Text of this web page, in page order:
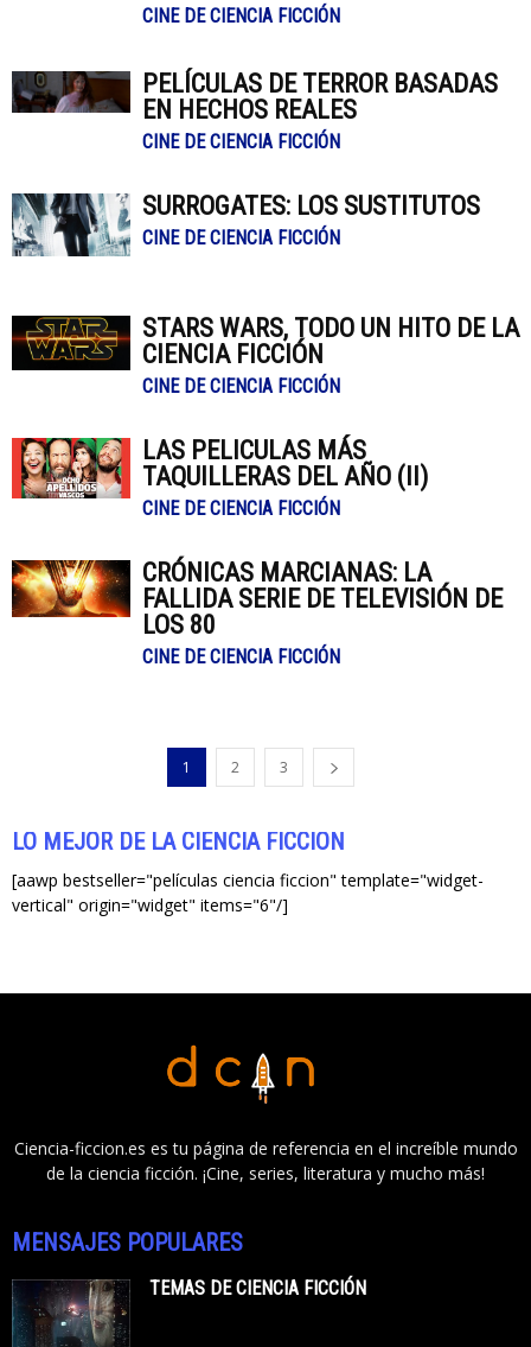
CINE DE CIENCIA FICCIÓN
PELÍCULAS DE TERROR BASADAS
EN HECHOS REALES
CINE DE CIENCIA FICCIÓN
SURROGATES: LOS SUSTITUTOS
CINE DE CIENCIA FICCIÓN
STARS WARS, TODO UN HITO DE LA
CIENCIA FICCIÓN
CINE DE CIENCIA FICCIÓN
LAS PELICULAS MÁS
TAQUILLERAS DEL AÑO (II)
CINE DE CIENCIA FICCIÓN
CRÓNICAS MARCIANAS: LA
FALLIDA SERIE DE TELEVISIÓN DE
LOS 80
CINE DE CIENCIA FICCIÓN
1 2 3
LO MEJOR DE LA CIENCIA FICCIÓN
[aawp bestseller="películas ciencia ficcion" template="widget-
vertical" origin="widget" items="6"/]
Ciencia-ficcion.es es tu página de referencia en el increíble mundo
de la ciencia ficción. ¡Cine, series, literatura y mucho más!
MENSAJES POPULARES
TEMAS DE CIENCIA FICCIÓN